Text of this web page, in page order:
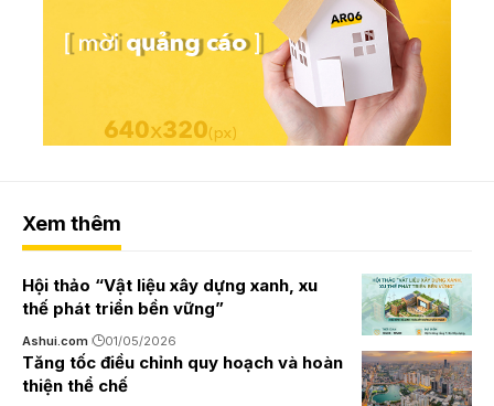
Xem thêm
Hội thảo “Vật liệu xây dựng xanh, xu
thế phát triển bền vững”
Ashui.com 01/05/2026
Tăng tốc điều chỉnh quy hoạch và hoàn
thiện thể chế